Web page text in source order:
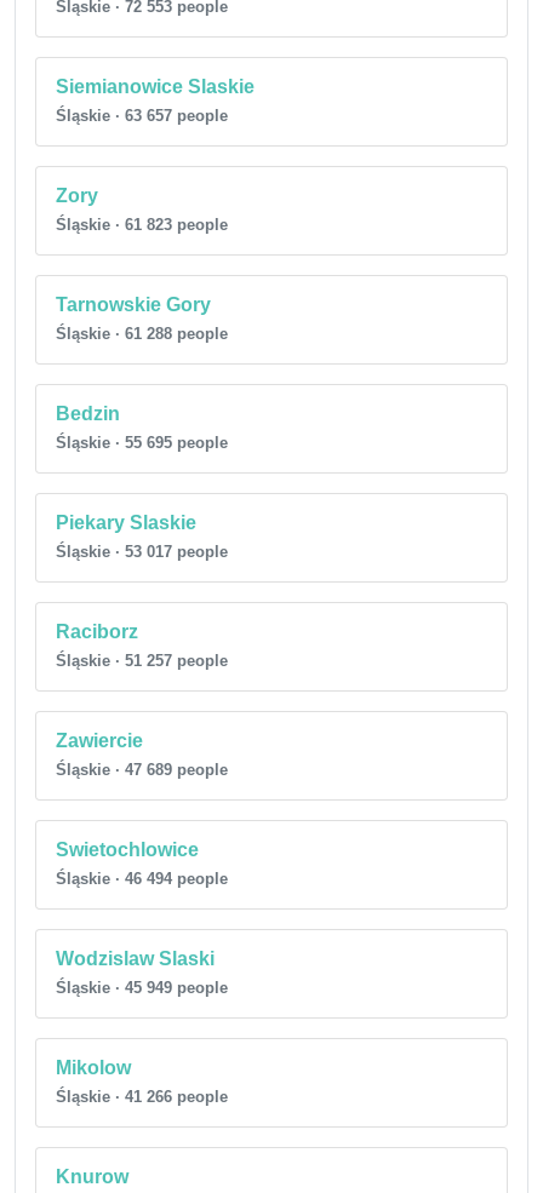
Śląskie · 72 553 people
Siemianowice Slaskie
Śląskie · 63 657 people
Zory
Śląskie · 61 823 people
Tarnowskie Gory
Śląskie · 61 288 people
Bedzin
Śląskie · 55 695 people
Piekary Slaskie
Śląskie · 53 017 people
Raciborz
Śląskie · 51 257 people
Zawiercie
Śląskie · 47 689 people
Swietochlowice
Śląskie · 46 494 people
Wodzislaw Slaski
Śląskie · 45 949 people
Mikolow
Śląskie · 41 266 people
Knurow